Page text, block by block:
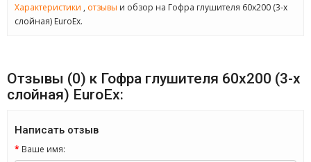
Характеристики , отзывы и обзор на Гофра глушителя 60x200 (3-х
слойная) EuroEx.
Отзывы (0) к Гофра глушителя 60x200 (3-х
слойная) EuroEx:
Написать отзыв
Ваше имя: